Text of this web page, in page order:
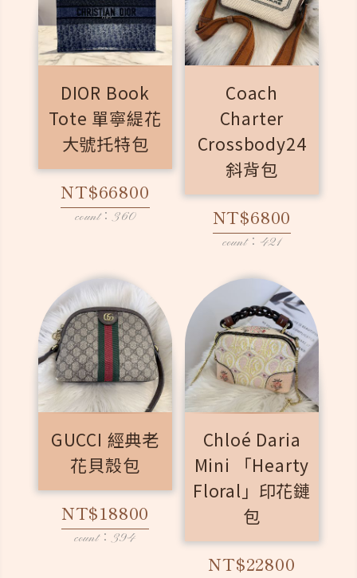
DIOR Book
Tote 單寧緹花
大號托特包
NT$66800
count：360
Coach
Charter
Crossbody24
斜背包
NT$6800
count：421
GUCCI 經典老
花貝殼包
NT$18800
count：394
Chloé Daria
Mini 「Hearty
Floral」印花鏈
包
NT$22800